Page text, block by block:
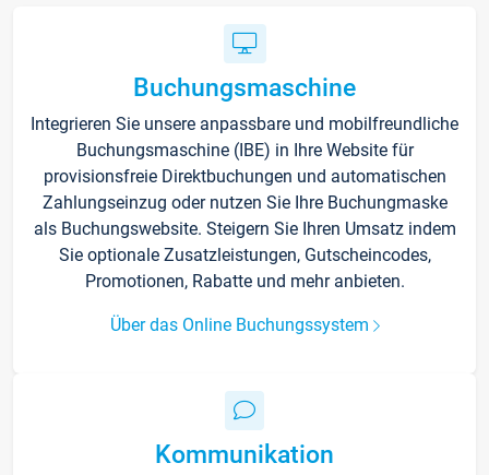
Buchungsmaschine
Integrieren Sie unsere anpassbare und mobilfreundliche
Buchungsmaschine (IBE) in Ihre Website für
provisionsfreie Direktbuchungen und automatischen
Zahlungseinzug oder nutzen Sie Ihre Buchungmaske
als Buchungswebsite. Steigern Sie Ihren Umsatz indem
Sie optionale Zusatzleistungen, Gutscheincodes,
Promotionen, Rabatte und mehr anbieten.
Über das Online Buchungssystem
Kommunikation